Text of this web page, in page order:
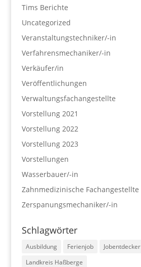
Tims Berichte
Uncategorized
Veranstaltungstechniker/-in
Verfahrensmechaniker/-in
Verkäufer/in
Veröffentlichungen
Verwaltungsfachangestellte
Vorstellung 2021
Vorstellung 2022
Vorstellung 2023
Vorstellungen
Wasserbauer/-in
Zahnmedizinische Fachangestellte
Zerspanungsmechaniker/-in
Schlagwörter
Ausbildung Ferienjob
Jobentdecker
Landkreis Haßberge